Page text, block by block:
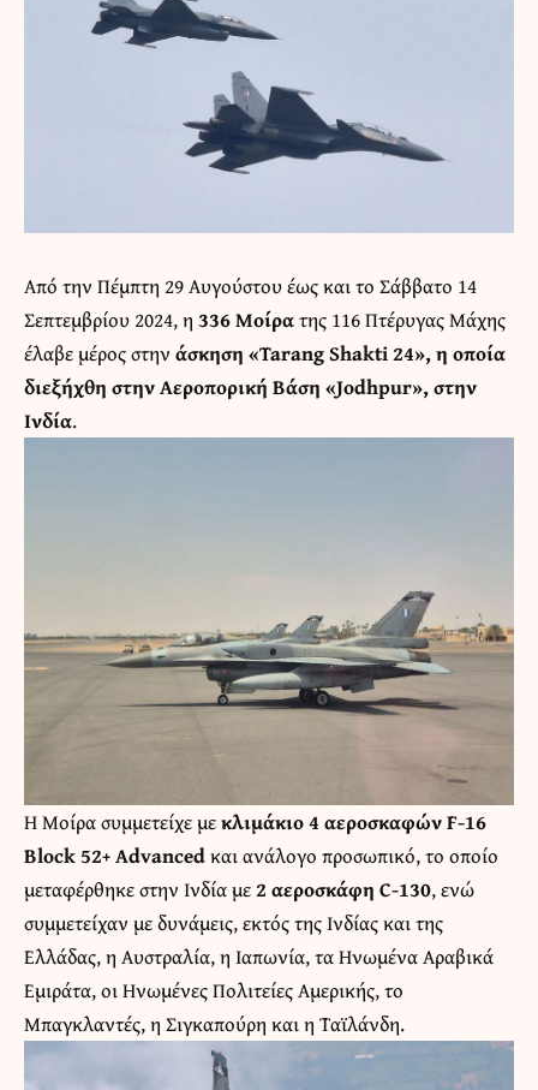
Από την Πέμπτη 29 Αυγούστου έως και το Σάββατο 14
Σεπτεμβρίου 2024, η 336 Μοίρατης 116 Πτέρυγας Μάχης
έλαβε μέρος στην άσκηση «Tarang Shakti 24», η οποία
διεξήχθη στην Αεροπορική Βάση «Jodhpur», στην
Ινδία.
H Μοίρα συμμετείχε μεκλιμάκιο 4 αεροσκαφών F-16
Block 52+ Advancedκαι ανάλογο προσωπικό, το οποίο
μεταφέρθηκε στην Ινδία με2 αεροσκάφη C-130, ενώ
συμμετείχαν με δυνάμεις, εκτός της Ινδίας και της
Ελλάδας, η Αυστραλία, η Ιαπωνία, τα Ηνωμένα Αραβικά
Εμιράτα, οι Ηνωμένες Πολιτείες Αμερικής, το
Μπαγκλαντές, η Σιγκαπούρη και η Ταϊλάνδη.